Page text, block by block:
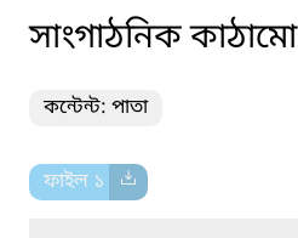
সাংগাঠনিক কাঠামো
কন্টেন্ট: পাতা
ফাইল ১